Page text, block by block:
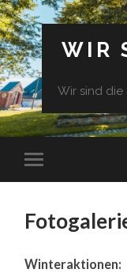
WIR
Wir sind die
Winteraktionen: